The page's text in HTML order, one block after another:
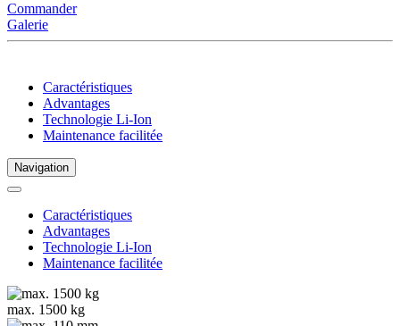
Commander
Galerie
Caractéristiques
Advantages
Technologie Li-Ion
Maintenance facilitée
Navigation
Caractéristiques
Advantages
Technologie Li-Ion
Maintenance facilitée
max. 1500 kg